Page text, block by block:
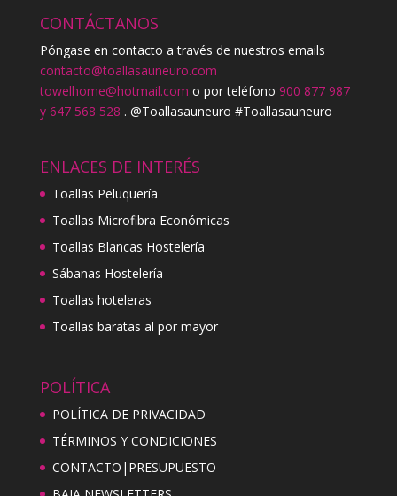
CONTÁCTANOS
Póngase en contacto a través de nuestros emails
contacto@toallasauneuro.com
towelhome@hotmail.com o por teléfono 900 877 987
y 647 568 528 . @Toallasauneuro #Toallasauneuro
ENLACES DE INTERÉS
Toallas Peluquería
Toallas Microfibra Económicas
Toallas Blancas Hostelería
Sábanas Hostelería
Toallas hoteleras
Toallas baratas al por mayor
POLÍTICA
POLÍTICA DE PRIVACIDAD
TÉRMINOS Y CONDICIONES
CONTACTO|PRESUPUESTO